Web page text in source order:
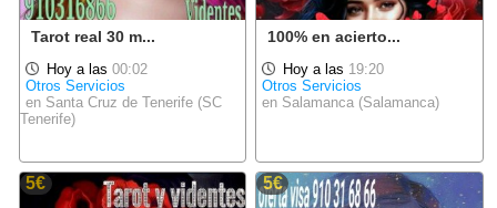
Tarot real 30 m...
Hoy a las 00:02
Otros Servicios
en Santa Cruz de Tenerife (SC
Tenerife)
100% en acierto...
Hoy a las 19:20
Otros Servicios
en Salamanca (Salamanca)
5€ 5€